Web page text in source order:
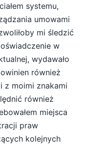
systemu,
umowami
mi śledzić
w
wydawało
również
z moimi znakami
również
miejsca
praw
kolejnych